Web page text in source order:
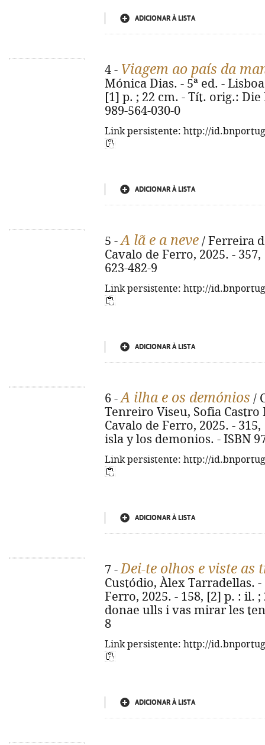
ADICIONAR À LISTA
4 - Viagem ao país da
Mónica Dias. - 5ª ed. -
[1] p. ; 22 cm. - Tít. orig.:
989-564-030-0
Link persistente: http://
ADICIONAR À LISTA
5 -A lã e a neve / Ferreira
Cavalo de Ferro, 2025. -
623-482-9
Link persistente: http://
ADICIONAR À LISTA
6 -A ilha e os demónios /
Tenreiro Viseu, Sofia Castro
Cavalo de Ferro, 2025. -
isla y los demonios. - ISBN
Link persistente: http://
ADICIONAR À LISTA
7 -Dei-te olhos e viste as
Custódio, Àlex Tarradellas. -
Ferro, 2025. - 158, [2] p. : il.
donae ulls i vas mirar les
8
Link persistente: http://
ADICIONAR À LISTA